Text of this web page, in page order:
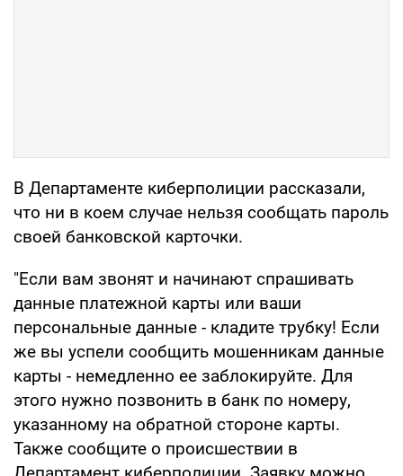
В Департаменте киберполиции рассказали,
что ни в коем случае нельзя сообщать пароль
своей банковской карточки.
"Если вам звонят и начинают спрашивать
данные платежной карты или ваши
персональные данные - кладите трубку! Если
же вы успели сообщить мошенникам данные
карты - немедленно ее заблокируйте. Для
этого нужно позвонить в банк по номеру,
указанному на обратной стороне карты.
Также сообщите о происшествии в